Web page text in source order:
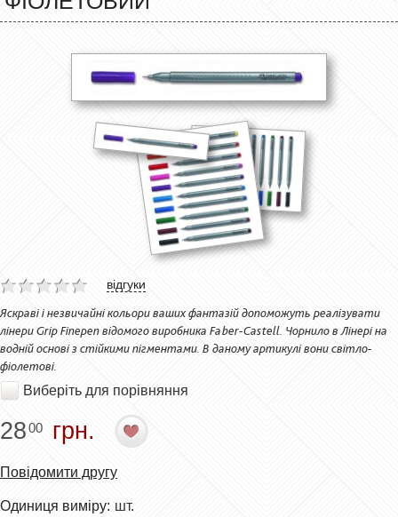
відгуки
Яскраві і незвичайні кольори ваших фантазій допоможуть реалізувати
лінери Grip Finepen відомого виробника Faber-Castell. Чорнило в Лінері на
водній основі з стійкими пігментами. В даному артикулі вони світло-
фіолетові.
Виберіть для порівняння
2800 грн.
Повідомити другу
Одиниця виміру: шт.